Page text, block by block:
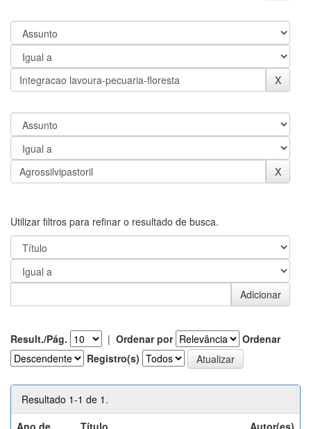
Utilizar filtros para refinar o resultado de busca.
Result./Pág. | Ordenar por
Ordenar
Registro(s)
Resultado 1-1 de 1.
Ano de
Título Autor(es)